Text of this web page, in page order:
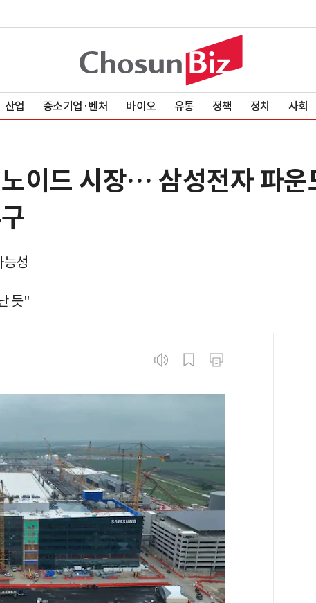
산업 중소기업·벤처 바이오 유통 정책 정치 사회
이드 시장… 삼성전자 파
능성
듯"